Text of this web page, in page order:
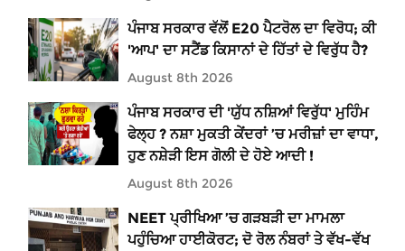
ਪੰਜਾਬ ਸਰਕਾਰ ਵੱਲੋਂ E20 ਪੈਟਰੋਲ ਦਾ ਵਿਰੋਧ; ਕੀ
'ਆਪ' ਦਾ ਸਟੈਂਡ ਕਿਸਾਨਾਂ ਦੇ ਹਿੱਤਾਂ ਦੇ ਵਿਰੁੱਧ ਹੈ?
August 8th 2026
ਪੰਜਾਬ ਸਰਕਾਰ ਦੀ 'ਯੁੱਧ ਨਸ਼ਿਆਂ ਵਿਰੁੱਧ' ਮੁਹਿੰਮ
ਫੇਲ੍ਹ ? ਨਸ਼ਾ ਮੁਕਤੀ ਕੇਂਦਰਾਂ ’ਚ ਮਰੀਜ਼ਾਂ ਦਾ ਵਾਧਾ,
ਹੁਣ ਨਸ਼ੇੜੀ ਇਸ ਗੋਲੀ ਦੇ ਹੋਏ ਆਦੀ !
August 8th 2026
NEET ਪ੍ਰੀਖਿਆ ’ਚ ਗੜਬੜੀ ਦਾ ਮਾਮਲਾ
ਪਹੁੰਚਿਆ ਹਾਈਕੋਰਟ; ਦੋ ਰੋਲ ਨੰਬਰਾਂ ਤੇ ਵੱਖ-ਵੱਖ